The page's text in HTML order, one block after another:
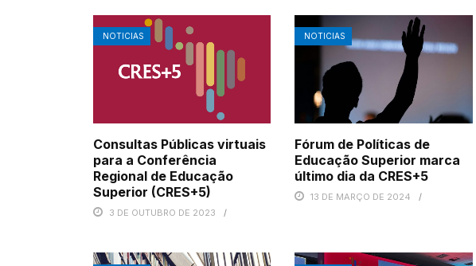
NOTICIAS
Consultas Públicas virtuais
para a Conferência
Regional de Educação
Superior (CRES+5)
3 DE OUTUBRO DE 2023
NOTICIAS
Fórum de Políticas de
Educação Superior marca
último dia da CRES+5
13 DE MARÇO DE 2024